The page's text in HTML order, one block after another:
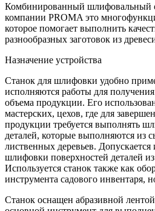
Комбинированный шлифовальный
компании PROMA это
которое помогает выполнить
разнообразных заготовок из
Назначение устройства
Станок для шлифовки удобно
исполняются работы для
объема продукции. Его
мастерских, цехов, где для
продукции требуется выполнять
деталей, которые выполняются из
лиственных деревьев. Допускается
шлифовки поверхностей деталей
Используется станок также как
инструмента садового инвентаря,
Станок оснащен абразивной